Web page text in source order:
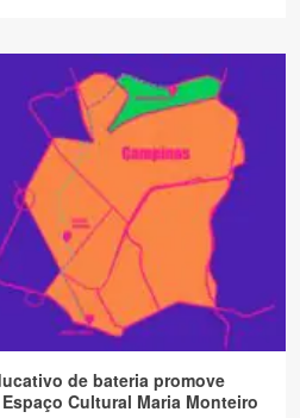
de bateria promove
Cultural Maria Monteiro